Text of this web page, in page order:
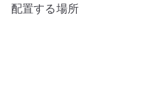
配置する場所